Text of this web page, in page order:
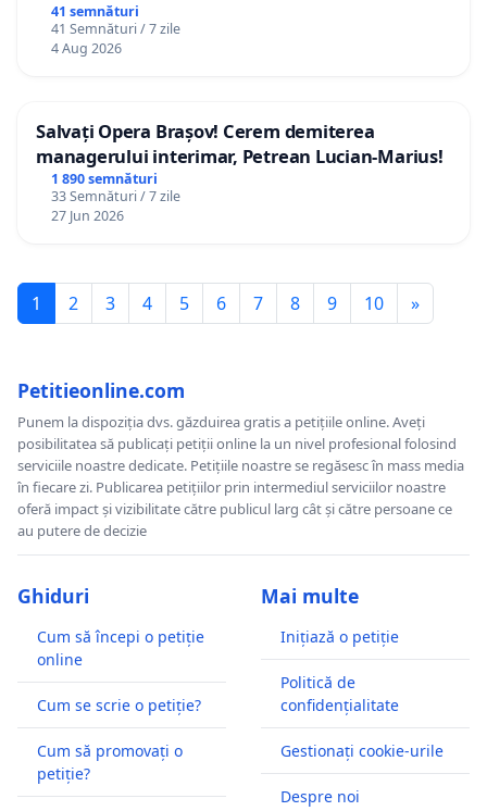
41 semnături
41 Semnături / 7 zile
4 Aug 2026
Salvați Opera Brașov! Cerem demiterea
managerului interimar, Petrean Lucian-Marius!
1 890 semnături
33 Semnături / 7 zile
27 Jun 2026
1 2 3 4 5 6 7 8 9 10 »
Petitieonline.com
Punem la dispoziția dvs. găzduirea gratis a petițiile online. Aveți
posibilitatea să publicați petiții online la un nivel profesional folosind
serviciile noastre dedicate. Petițiile noastre se regăsesc în mass media
în fiecare zi. Publicarea petițiilor prin intermediul serviciilor noastre
oferă impact și vizibilitate către publicul larg cât și către persoane ce
au putere de decizie
Ghiduri
Cum să începi o petiție
online
Cum se scrie o petiție?
Cum să promovați o
petiție?
Mai multe
Inițiază o petiție
Politică de
confidențialitate
Gestionați cookie-urile
Despre noi